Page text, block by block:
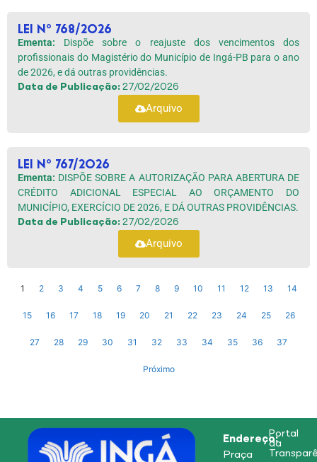
Lei nº 768/2026
Ementa: Dispõe sobre o reajuste dos vencimentos dos
profissionais do Magistério do Município de Ingá-PB para o ano
de 2026, e dá outras providências.
Data de Publicação: 27/02/2026
Arquivo
Lei nº 767/2026
Ementa: DISPÕE SOBRE A AUTORIZAÇÃO PARA ABERTURA DE
CRÉDITO ADICIONAL ESPECIAL AO ORÇAMENTO DO
MUNICÍPIO, EXERCÍCIO DE 2026, E DÁ OUTRAS PROVIDÊNCIAS.
Data de Publicação: 27/02/2026
Arquivo
1 2 3 4 5 6 7 8 9 10 11 12 13 14
15 16 17 18 19 20 21 22 23 24 25 26
27 28 29 30 31 32 33 34 35 36 37
Próximo
Endereço:
Praça
Portal
da